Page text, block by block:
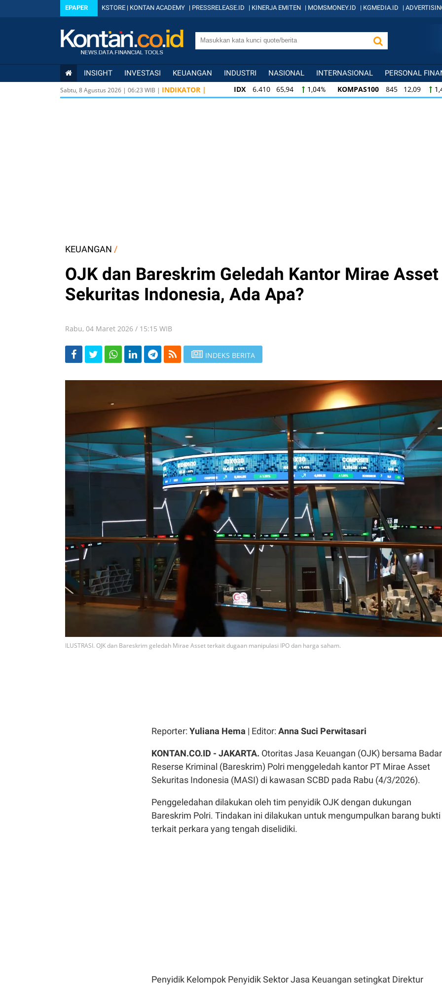
EPAPER KSTORE | KONTAN ACADEMY | PRESSRELEASE.ID | KINERJA EMITEN | MOMSMONEY.ID | KGMEDIA.ID |
INSIGHT INVESTASI KEUANGAN INDUSTRI NASIONAL INTERNASIONAL PERSONAL
Sabtu, 8 Agustus 2026 | 06:23 WIB | INDIKATOR | IDX 6.410 65,94 1,04% KOMPAS100 845 12,09
KOMPAS100 845 12,09 1,45% LQ45 640 9,44
KEUANGAN /
OJK dan Bareskrim Geledah Kantor Mirae Asset
Sekuritas Indonesia, Ada Apa?
Rabu, 04 Maret 2026 / 15:15 WIB
INDEKS BERITA
ILUSTRASI. OJK dan Bareskrim geledah Mirae Asset terkait dugaan manipulasi IPO dan harga saham.
Reporter: Yuliana Hema | Editor: Anna Suci Perwitasari
KONTAN.CO.ID - JAKARTA. Otoritas Jasa Keuangan (OJK) bersama
Reserse Kriminal (Bareskrim) Polri menggeledah kantor PT Mirae Asset
Sekuritas Indonesia (MASI) di kawasan SCBD pada Rabu (4/3/2026).
Penggeledahan dilakukan oleh tim penyidik OJK dengan dukungan
Bareskrim Polri. Tindakan ini dilakukan untuk mengumpulkan barang bukti
terkait perkara yang tengah diselidiki.
Penyidik Kelompok Penyidik Sektor Jasa Keuangan setingkat Direktur